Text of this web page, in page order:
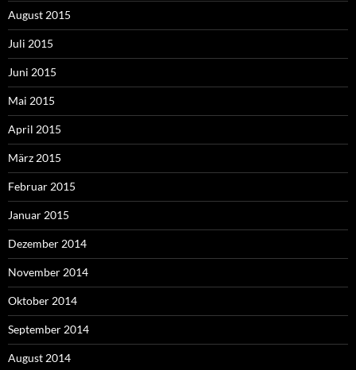
August 2015
Juli 2015
Juni 2015
Mai 2015
April 2015
März 2015
Februar 2015
Januar 2015
Dezember 2014
November 2014
Oktober 2014
September 2014
August 2014